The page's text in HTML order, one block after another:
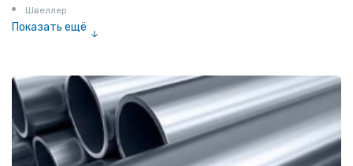
Швеллер
Показать ещё
Катанка
Шестигранник
Полособульб
Полукруг
Шпунт Ларсена